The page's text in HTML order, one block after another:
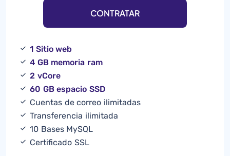
CONTRATAR
1 Sitio web
4 GB memoria ram
2 vCore
60 GB espacio SSD
Cuentas de correo ilimitadas
Transferencia ilimitada
10 Bases MySQL
Certificado SSL